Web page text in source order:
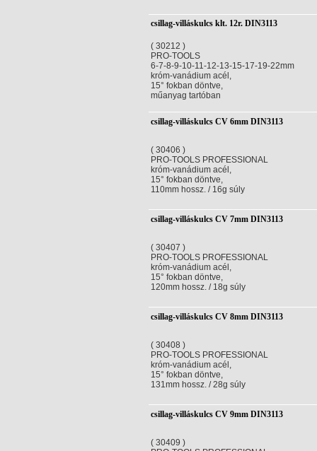
csillag-villáskulcs klt. 12r. DIN3113
( 30212 )
PRO-TOOLS
6-7-8-9-10-11-12-13-15-17-19-22mm
króm-vanádium acél,
15° fokban döntve,
műanyag tartóban
csillag-villáskulcs CV 6mm DIN3113
( 30406 )
PRO-TOOLS PROFESSIONAL
króm-vanádium acél,
15° fokban döntve,
110mm hossz. / 16g súly
csillag-villáskulcs CV 7mm DIN3113
( 30407 )
PRO-TOOLS PROFESSIONAL
króm-vanádium acél,
15° fokban döntve,
120mm hossz. / 18g súly
csillag-villáskulcs CV 8mm DIN3113
( 30408 )
PRO-TOOLS PROFESSIONAL
króm-vanádium acél,
15° fokban döntve,
131mm hossz. / 28g súly
csillag-villáskulcs CV 9mm DIN3113
( 30409 )